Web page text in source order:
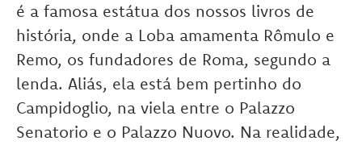
é a famosa estátua dos nossos livros de
história, onde a Loba amamenta Rômulo e
Remo, os fundadores de Roma, segundo a
lenda. Aliás, ela está bem pertinho do
Campidoglio, na viela entre o Palazzo
Senatorio e o Palazzo Nuovo. Na realidade,